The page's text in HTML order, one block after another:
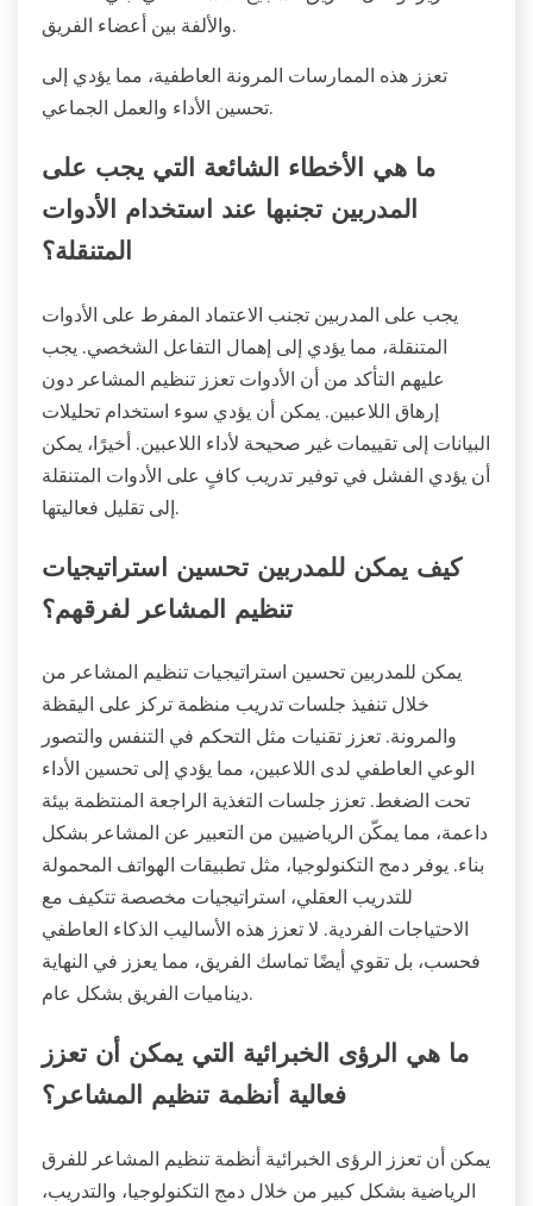
والألفة بين أعضاء الفريق.
تعزز هذه الممارسات المرونة العاطفية، مما يؤدي إلى
تحسين الأداء والعمل الجماعي.
ما هي الأخطاء الشائعة التي يجب على
المدربين تجنبها عند استخدام الأدوات
المتنقلة؟
يجب على المدربين تجنب الاعتماد المفرط على الأدوات
المتنقلة، مما يؤدي إلى إهمال التفاعل الشخصي. يجب
عليهم التأكد من أن الأدوات تعزز تنظيم المشاعر دون
إرهاق اللاعبين. يمكن أن يؤدي سوء استخدام تحليلات
البيانات إلى تقييمات غير صحيحة لأداء اللاعبين. أخيرًا، يمكن
أن يؤدي الفشل في توفير تدريب كافٍ على الأدوات المتنقلة
إلى تقليل فعاليتها.
كيف يمكن للمدربين تحسين استراتيجيات
تنظيم المشاعر لفرقهم؟
يمكن للمدربين تحسين استراتيجيات تنظيم المشاعر من
خلال تنفيذ جلسات تدريب منظمة تركز على اليقظة
والمرونة. تعزز تقنيات مثل التحكم في التنفس والتصور
الوعي العاطفي لدى اللاعبين، مما يؤدي إلى تحسين الأداء
تحت الضغط. تعزز جلسات التغذية الراجعة المنتظمة بيئة
داعمة، مما يمكّن الرياضيين من التعبير عن المشاعر بشكل
بناء. يوفر دمج التكنولوجيا، مثل تطبيقات الهواتف المحمولة
للتدريب العقلي، استراتيجيات مخصصة تتكيف مع
الاحتياجات الفردية. لا تعزز هذه الأساليب الذكاء العاطفي
فحسب، بل تقوي أيضًا تماسك الفريق، مما يعزز في النهاية
ديناميات الفريق بشكل عام.
ما هي الرؤى الخبرائية التي يمكن أن تعزز
فعالية أنظمة تنظيم المشاعر؟
يمكن أن تعزز الرؤى الخبرائية أنظمة تنظيم المشاعر للفرق
الرياضية بشكل كبير من خلال دمج التكنولوجيا، والتدريب،